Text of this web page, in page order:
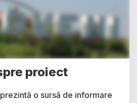
proiect
o sursă de informare